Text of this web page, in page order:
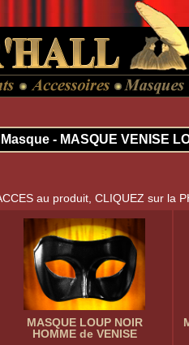
Masque - MASQUE VENISE
au produit, CLIQUEZ sur la
MASQUE LOUP NOIR
HOMME de VENISE